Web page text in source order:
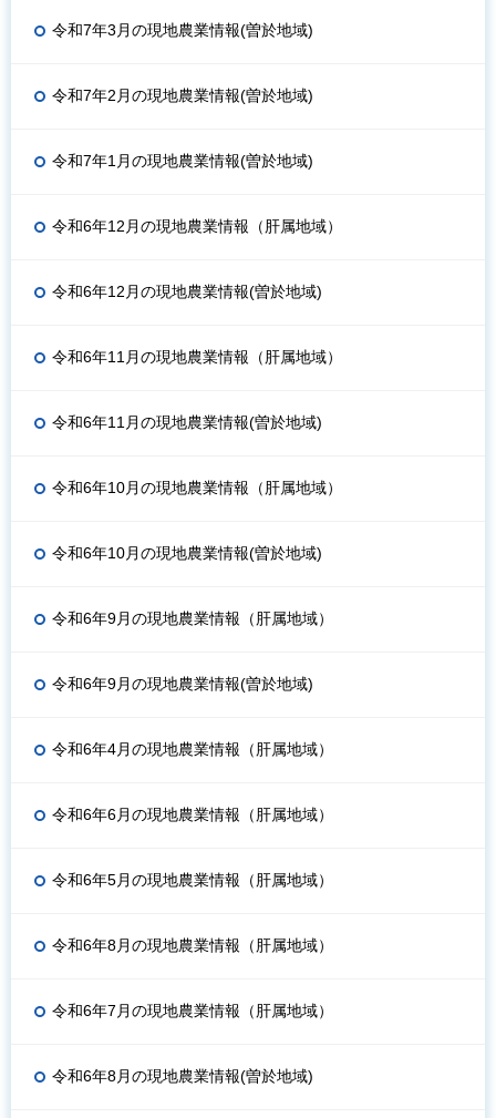
令和7年3月の現地農業情報(曽於地域)
令和7年2月の現地農業情報(曽於地域)
令和7年1月の現地農業情報(曽於地域)
令和6年12月の現地農業情報（肝属地域）
令和6年12月の現地農業情報(曽於地域)
令和6年11月の現地農業情報（肝属地域）
令和6年11月の現地農業情報(曽於地域)
令和6年10月の現地農業情報（肝属地域）
令和6年10月の現地農業情報(曽於地域)
令和6年9月の現地農業情報（肝属地域）
令和6年9月の現地農業情報(曽於地域)
令和6年4月の現地農業情報（肝属地域）
令和6年6月の現地農業情報（肝属地域）
令和6年5月の現地農業情報（肝属地域）
令和6年8月の現地農業情報（肝属地域）
令和6年7月の現地農業情報（肝属地域）
令和6年8月の現地農業情報(曽於地域)